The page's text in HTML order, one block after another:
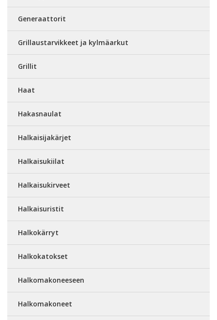
Generaattorit
Grillaustarvikkeet ja kylmäarkut
Grillit
Haat
Hakasnaulat
Halkaisijakärjet
Halkaisukiilat
Halkaisukirveet
Halkaisuristit
Halkokärryt
Halkokatokset
Halkomakoneeseen
Halkomakoneet